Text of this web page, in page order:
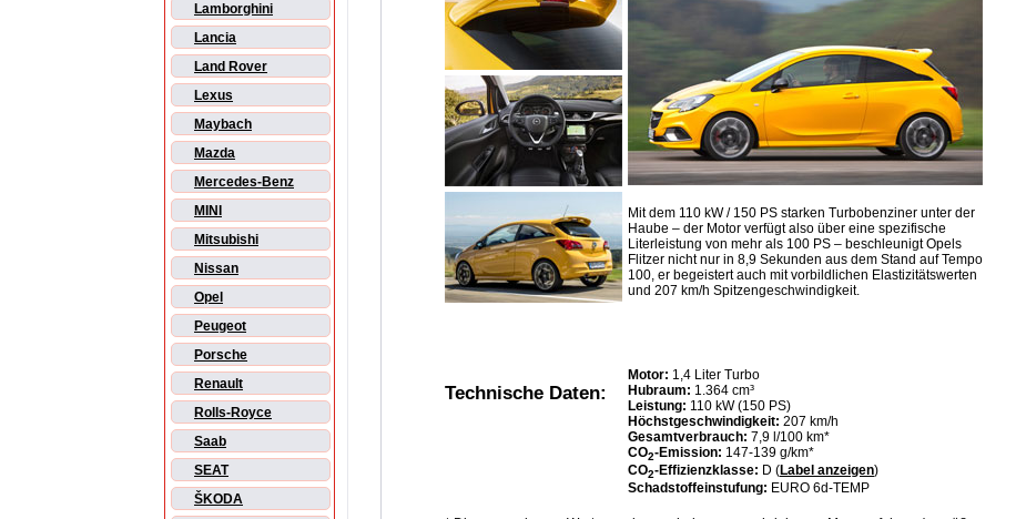
Lamborghini
Lancia
Land Rover
Lexus
Maybach
Mazda
Mercedes-Benz
MINI
Mitsubishi
Nissan
Opel
Peugeot
Porsche
Renault
Rolls-Royce
Saab
SEAT
ŠKODA
Mit dem 110 kW / 150 PS starken Turbobenziner unter der
Haube – der Motor verfügt also über eine spezifische
Literleistung von mehr als 100 PS – beschleunigt Opels
Flitzer nicht nur in 8,9 Sekunden aus dem Stand auf Tempo
100, er begeistert auch mit vorbildlichen Elastizitätswerten
und 207 km/h Spitzengeschwindigkeit.
Technische Daten:
Motor: 1,4 Liter Turbo
Hubraum: 1.364 cm³
Leistung: 110 kW (150 PS)
Höchstgeschwindigkeit: 207 km/h
Gesamtverbrauch: 7,9 l/100 km*
CO2-Emission: 147-139 g/km*
CO2-Effizienzklasse: D (Label anzeigen)
Schadstoffeinstufung: EURO 6d-TEMP